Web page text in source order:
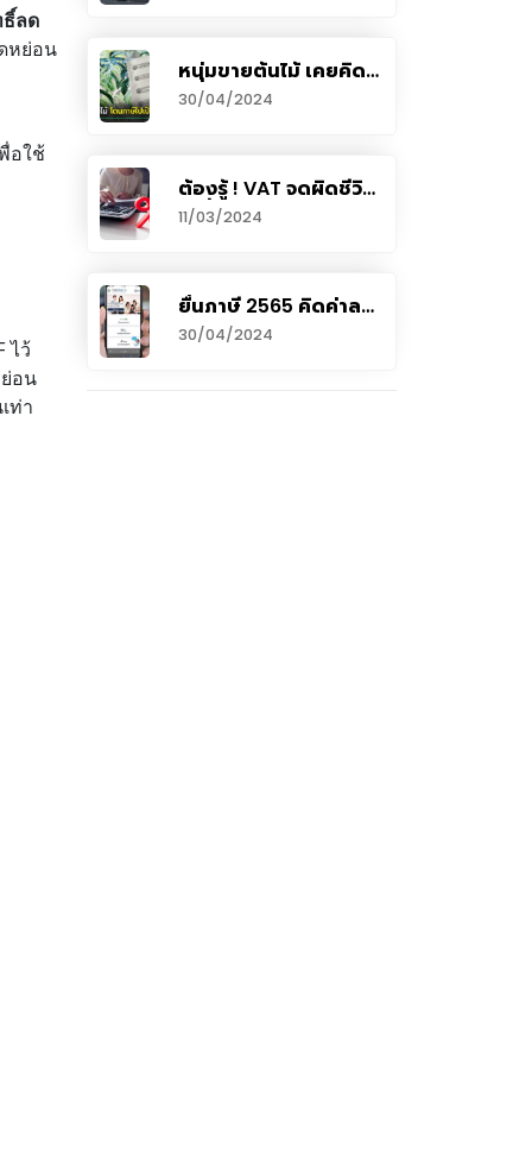
ธิ์ลด
หย่อน
อใช้
ไว้
อน
ท่า
หนุ่มขายต้นไม้ เคยคิด
ว่าไม่ต้องเสียภาษี โดน
เรียกเก็บย้อนหลัง 3 ปี
30/04/2024
ต้องรู้ ! VAT จดผิดชีวิต
เปลี่ยน
11/03/2024
ยื่นภาษี 2565 คิดค่าลด
หย่อนกลุ่มประกัน
กองทุน และการลงทุน
30/04/2024